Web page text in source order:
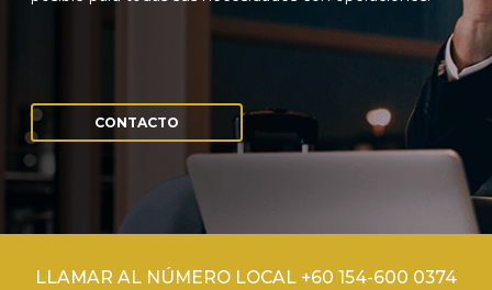
CONTACTO
LLAMAR AL NÚMERO LOCAL +60 154-600 0374